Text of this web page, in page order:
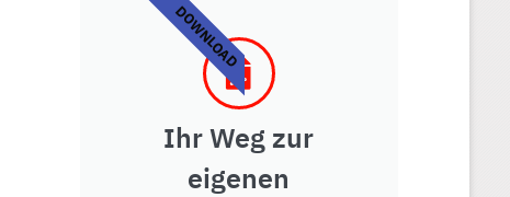
Ihr Weg zur
eigenen
DOWNLOAD